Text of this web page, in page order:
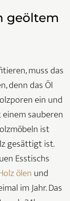
geöltem
muss das
denn das Öl
ein und
sauberen
ist
gesättigt ist.
Esstischs
ölenund
im Jahr. Das